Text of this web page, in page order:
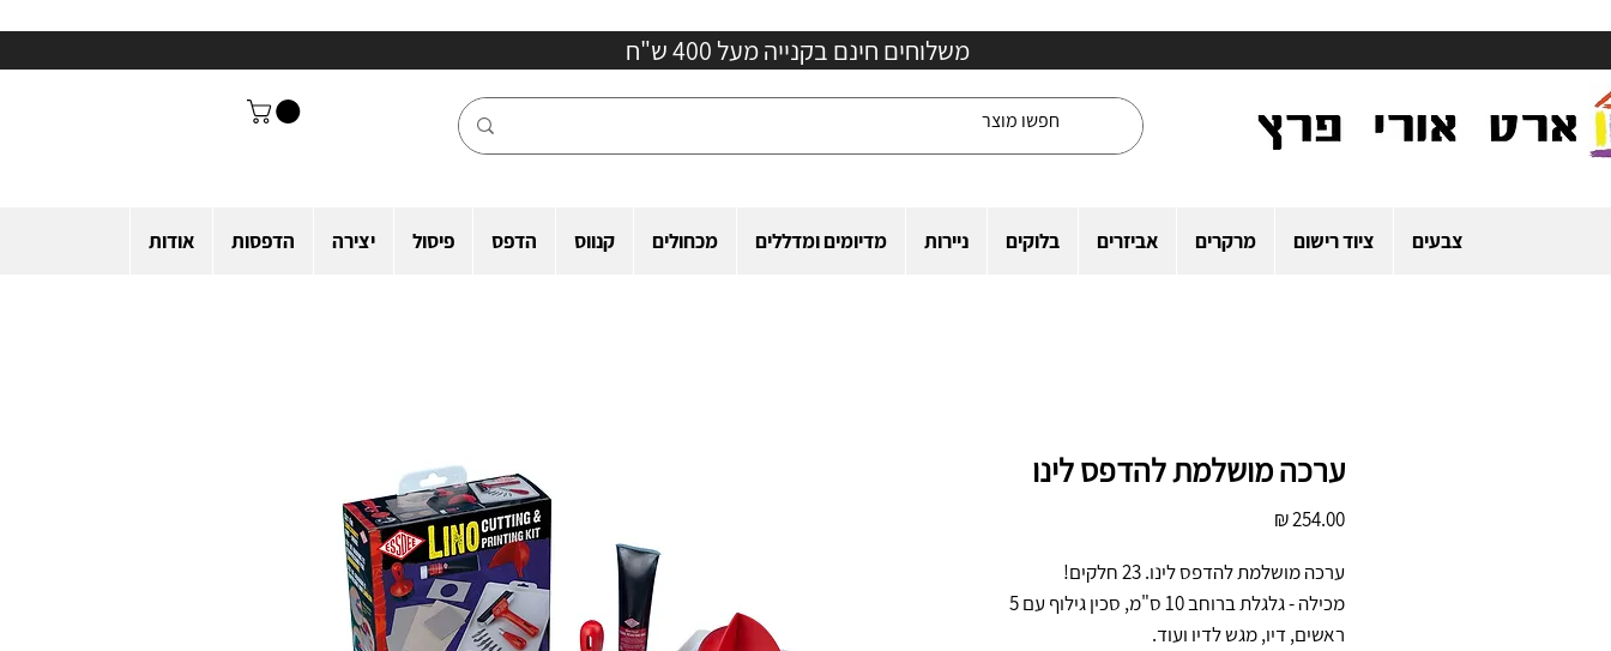
משלוחים חינם בקנייה מעל 400 ש"ח
צבעים ציוד רישום מרקרים אביזרים בלוקים ניירות מדיומים ומדללים מכחולים קנווס הדפס פיסול יצירה הדפסות אודות
ערכה מושלמת להדפס לינו
ערכה מושלמת להדפס לינו. 23 חלקים!
מכילה - גלגלת ברוחב 10 ס"מ, סכין גילוף עם 5
ראשים, דיו, מגש לדיו ועוד.